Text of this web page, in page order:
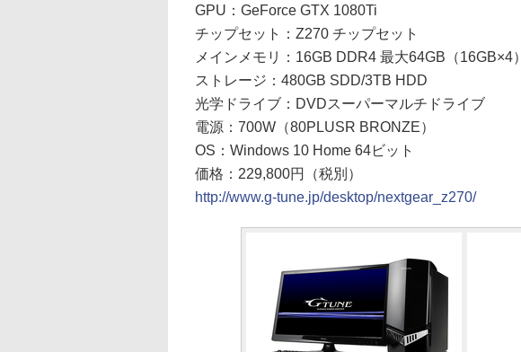
GPU：GeForce GTX 1080Ti
チップセット：Z270 チップセット
メインメモリ：16GB DDR4 最大64GB（16GB×4）
ストレージ：480GB SDD/3TB HDD
光学ドライブ：DVDスーパーマルチドライブ
電源：700W（80PLUSR BRONZE）
OS：Windows 10 Home 64ビット
価格：229,800円（税別）
http://www.g-tune.jp/desktop/nextgear_z270/